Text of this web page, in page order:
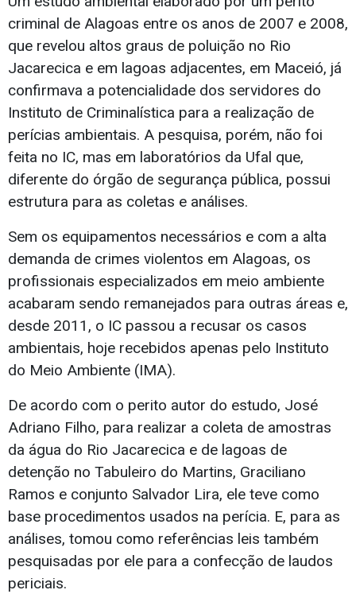
criminal de Alagoas entre os anos de 2007 e 2008,
que revelou altos graus de poluição no Rio
Jacarecica e em lagoas adjacentes, em Maceió, já
confirmava a potencialidade dos servidores do
Instituto de Criminalística para a realização de
perícias ambientais. A pesquisa, porém, não foi
feita no IC, mas em laboratórios da Ufal que,
diferente do órgão de segurança pública, possui
estrutura para as coletas e análises.
Sem os equipamentos necessários e com a alta
demanda de crimes violentos em Alagoas, os
profissionais especializados em meio ambiente
acabaram sendo remanejados para outras áreas e,
desde 2011, o IC passou a recusar os casos
ambientais, hoje recebidos apenas pelo Instituto
do Meio Ambiente (IMA).
De acordo com o perito autor do estudo, José
Adriano Filho, para realizar a coleta de amostras
da água do Rio Jacarecica e de lagoas de
detenção no Tabuleiro do Martins, Graciliano
Ramos e conjunto Salvador Lira, ele teve como
base procedimentos usados na perícia. E, para as
análises, tomou como referências leis também
pesquisadas por ele para a confecção de laudos
periciais.